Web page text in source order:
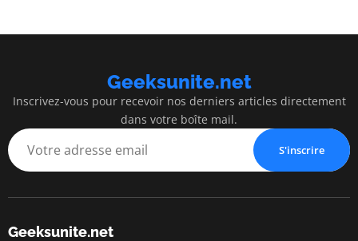
Geeksunite.net
Inscrivez-vous pour recevoir nos derniers articles directement
dans votre boîte mail.
S'inscrire
Geeksunite.net